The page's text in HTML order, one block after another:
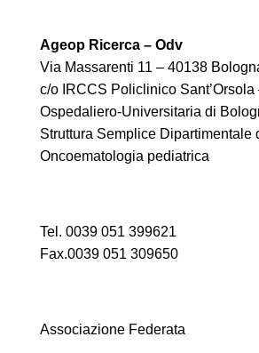
Ageop Ricerca – Odv
Via Massarenti 11 – 40138
c/o IRCCS Policlinico Sant’Orsola
Ospedaliero-Universitaria di
Struttura Semplice Dipartimentale
Oncoematologia pediatrica
Tel. 0039 051 399621
Fax.0039 051 309650
Associazione Federata